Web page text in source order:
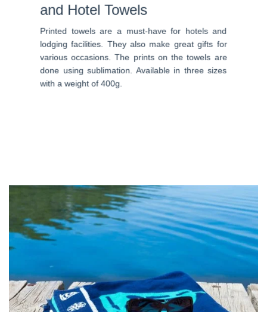
and Hotel Towels
Printed towels are a must-have for hotels and
lodging facilities. They also make great gifts for
various occasions. The prints on the towels are
done using sublimation. Available in three sizes
with a weight of 400g.